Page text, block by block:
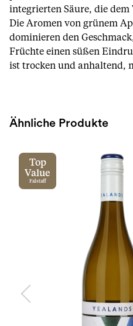
integrierten Säure, die dem
Die Aromen von grünem
dominieren den
Früchte einen süßen
ist trocken und anhaltend,
Ähnliche Produkte
Top
Value
Falstaff